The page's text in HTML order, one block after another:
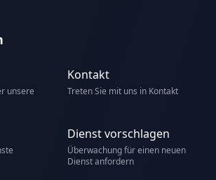
unsere
Kontakt
Treten Sie mit uns in Kontakt
Dienst vorschlagen
Überwachung für einen neuen
Dienst anfordern